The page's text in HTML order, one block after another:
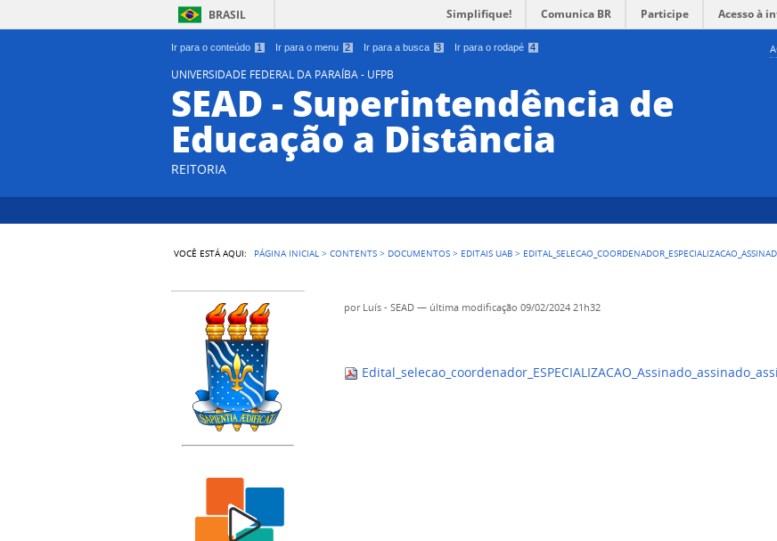
Ir para o conteúdo 1 Ir para o menu 2 Ir para a busca 3 Ir para o rodapé 4
BRASIL Simplifique! Comunica BR Participe Acesso à
UNIVERSIDADE FEDERAL DA PARAÍBA - UFPB
SEAD - Superintendência de
Educação a Distância
REITORIA
VOCÊ ESTÁ AQUI: PÁGINA INICIAL >CONTENTS > DOCUMENTOS > EDITAIS UAB >
por Luís - SEAD — última modificação 09/02/2024 21h32